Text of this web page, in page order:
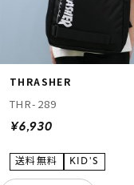
THRASHER
THR-289
¥6,930